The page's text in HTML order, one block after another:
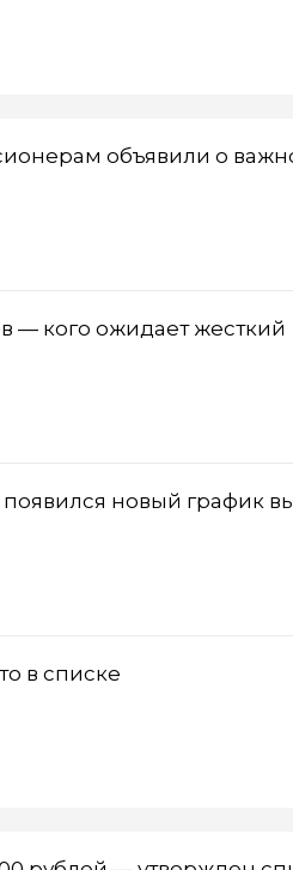
объявили о
— кого ожидает жесткий
новый график
в списке